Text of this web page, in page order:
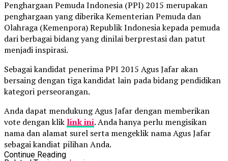
Penghargaan Pemuda Indonesia (PPI) 2015 merupakan
penghargaan yang diberika Kementerian Pemuda dan
Olahraga (Kemenpora) Republik Indonesia kepada pemuda
dari berbagai bidang yang dinilai berprestasi dan patut
menjadi inspirasi.
Sebagai kandidat penerima PPI 2015 Agus Jafar akan
bersaing dengan tiga kandidat lain pada bidang pendidikan
kategori perseorangan.
Anda dapat mendukung Agus Jafar dengan memberikan
vote dengan klik link ini. Anda hanya perlu mengisikan
nama dan alamat surel serta mengeklik nama Agus Jafar
sebagai kandiat pilihan Anda.
Continue Reading